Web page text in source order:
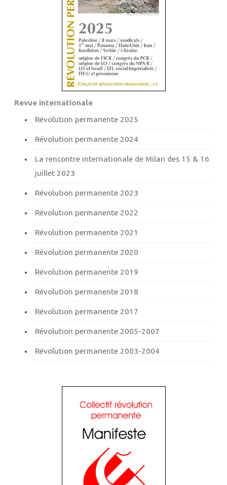
Revue internationale
Révolution permanente 2025
Révolution permanente 2024
La rencontre internationale de Milan des 15 & 16
juillet 2023
Révolution permanente 2023
Révolution permanente 2022
Révolution permanente 2021
Révolution permanente 2020
Révolution permanente 2019
Révolution permanente 2018
Révolution permanente 2017
Révolution permanente 2005-2007
Révolution permanente 2003-2004